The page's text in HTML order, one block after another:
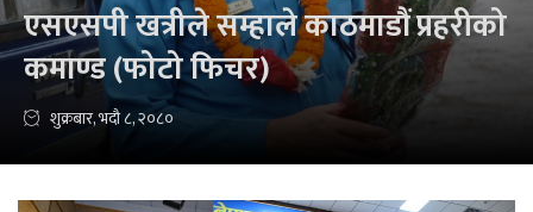
एसएसपी खत्रीले सम्हाले काठमाडौं प्रहरीको
कमाण्ड (फोटो फिचर)
शुक्रबार, भदौ ८, २०८०